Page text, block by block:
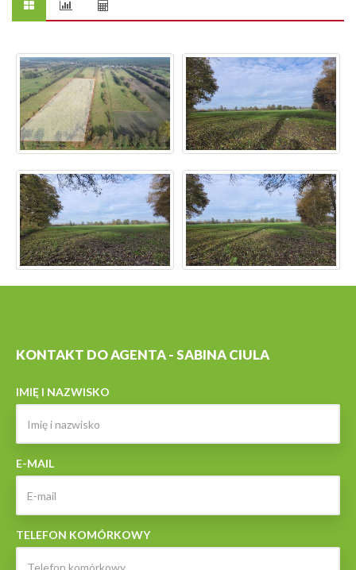
KONTAKT DO AGENTA - SABINA CIULA
IMIĘ I NAZWISKO
E-MAIL
TELEFON KOMÓRKOWY